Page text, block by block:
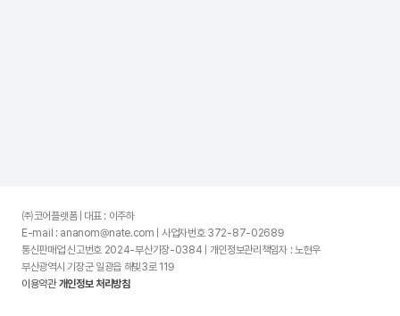
㈜코어플랫폼 | 대표 : 이주하
E-mail : ananom@nate.com | 사업자번호 372-87-02689
통신판매업 신고번호 2024-부산기장-0384 | 개인정보관리책임자 : 노현우
부산광역시 기장군 일광읍 해빛3로 119
이용약관 개인정보 처리방침